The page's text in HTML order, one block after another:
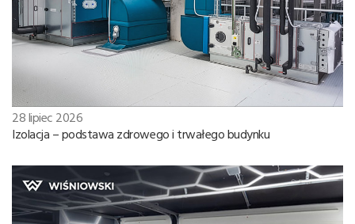
28 lipiec 2026
Izolacja – podstawa zdrowego i trwałego budynku